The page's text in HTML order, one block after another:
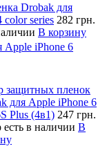
Drobak для
color series 282 грн.
В корзину
Apple iPhone 6
защитных пленок
для Apple iPhone 6
Plus (4в1) 247 грн.
есть в наличии В